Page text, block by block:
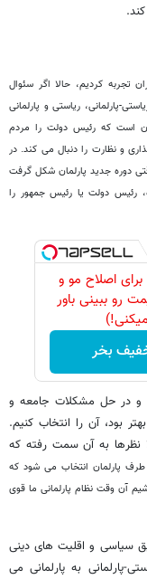
تجربه کردیم، حالا اگر سئوال
پارلمانی، ریاستی و پارلمانی
آن است که رئیس دولت را مردم
و نظارت را دنبال می کند. در
دوره جدید پارلمان شکل گرفت
رئیس دولت یا رئیس جمهور را
برای اصلاح مو و
رو ببینی باور
بخر
و در حل مشکلات جامعه و
بود، آن را انتخاب کنیم.
نظرها به آن سمت رفته که
طرف پارلمان انتخاب می شود که
آن وقت نظام پارلمانی ما قوی
سیاسی و اقلیت های دینی
پارلمانی به پارلمانی می